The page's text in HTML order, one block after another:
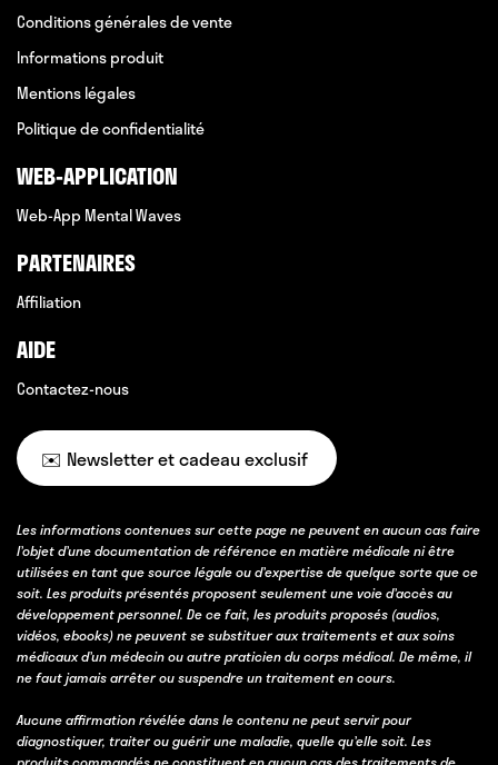
Conditions générales de vente
Informations produit
Mentions légales
Politique de confidentialité
WEB-APPLICATION
Web-App Mental Waves
PARTENAIRES
Affiliation
AIDE
Contactez-nous
✉️ Newsletter et cadeau exclusif
Les informations contenues sur cette page ne peuvent en aucun cas faire
l’objet d’une documentation de référence en matière médicale ni être
utilisées en tant que source légale ou d’expertise de quelque sorte que ce
soit. Les produits présentés proposent seulement une voie d’accès au
développement personnel. De ce fait, les produits proposés (audios,
vidéos, ebooks) ne peuvent se substituer aux traitements et aux soins
médicaux d’un médecin ou autre praticien du corps médical. De même, il
ne faut jamais arrêter ou suspendre un traitement en cours.
Aucune affirmation révélée dans le contenu ne peut servir pour
diagnostiquer, traiter ou guérir une maladie, quelle qu’elle soit. Les